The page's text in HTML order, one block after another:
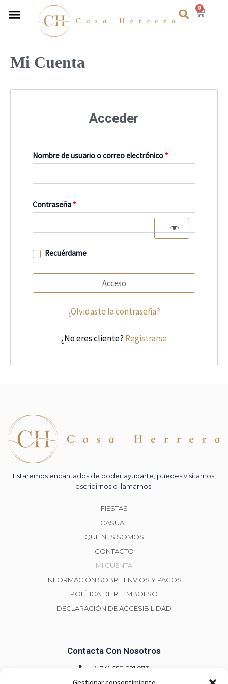
Menú 0
Mi Cuenta
Acceder
Nombre de usuario o correo electrónico *
Obligatorio
Contraseña *
Recuérdame
Acceso
¿Olvidaste la contraseña?
¿No eres cliente? Registrarse
Estaremos encantados de poder ayudarte, puedes visitarnos,
escribirnos o llamarnos.
FIESTAS
CASUAL
QUIÉNES SOMOS
CONTACTO
MI CUENTA
INFORMACIÓN SOBRE ENVIOS Y PAGOS
POLÍTICA DE REEMBOLSO
DECLARACIÓN DE ACCESIBILIDAD
Contacta Con Nosotros
(+34) 658 821 073